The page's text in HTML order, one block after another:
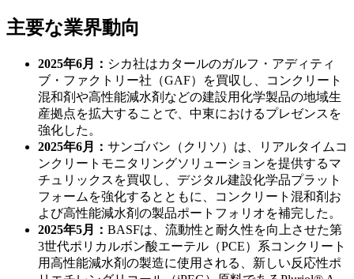
主要な業界動向
2025年6月： シカ社はカタールのガルフ・アディティ
ブ・ファクトリー社（GAF）を買収し、コンクリート
混和剤や高性能減水剤などの建設用化学製品の地域生
産拠点を拡大することで、中東におけるプレゼンスを
強化した。
2025年6月： サンゴバン（クリソ）は、リアルタイムコ
ンクリートモニタリングソリューションを提供するマ
チュリックスを買収し、デジタル建設化学品プラット
フォームを強化するとともに、コンクリート混和剤お
よび高性能減水剤の製品ポートフォリオを補完した。
2025年5月： BASFは、流動性と耐久性を向上させた第
3世代ポリカルボン酸エーテル（PCE）系コンクリート
用高性能減水剤の製造に使用される、新しい反応性ポ